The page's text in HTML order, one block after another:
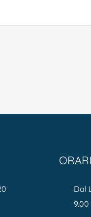
ORARI
Dal
9.00